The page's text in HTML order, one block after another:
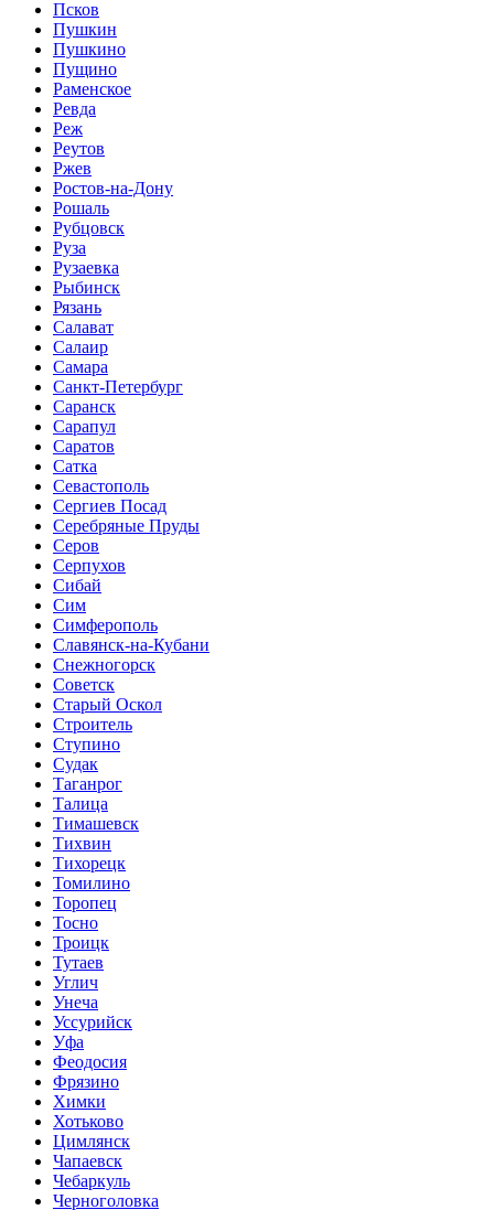
Псков
Пушкин
Пушкино
Пущино
Раменское
Ревда
Реж
Реутов
Ржев
Ростов-на-Дону
Рошаль
Рубцовск
Руза
Рузаевка
Рыбинск
Рязань
Салават
Салаир
Самара
Санкт-Петербург
Саранск
Сарапул
Саратов
Сатка
Севастополь
Сергиев Посад
Серебряные Пруды
Серов
Серпухов
Сибай
Сим
Симферополь
Славянск-на-Кубани
Снежногорск
Советск
Старый Оскол
Строитель
Ступино
Судак
Таганрог
Талица
Тимашевск
Тихвин
Тихорецк
Томилино
Торопец
Тосно
Троицк
Тутаев
Углич
Унеча
Уссурийск
Уфа
Феодосия
Фрязино
Химки
Хотьково
Цимлянск
Чапаевск
Чебаркуль
Черноголовка